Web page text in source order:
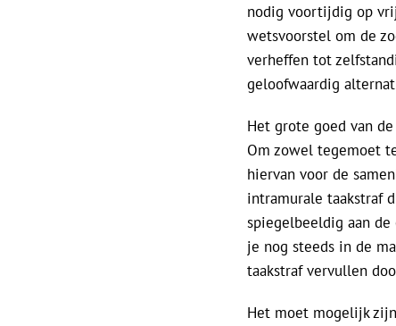
nodig voortijdig op
wetsvoorstel om de
verheffen tot
geloofwaardig
Het grote goed van
Om zowel tegemoet
hiervan voor de
intramurale taakstraf
spiegelbeeldig aan
je nog steeds in de
taakstraf vervullen
Het moet mogelijk